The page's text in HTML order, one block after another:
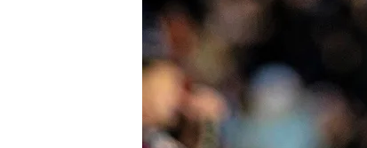
Valencia El ariete
frente a la Real
le hace seguir siendo el
ligas(34 goles) y
de máximos